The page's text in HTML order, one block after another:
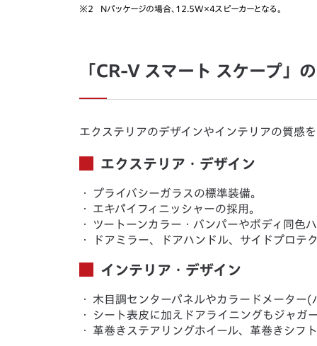
※2
Nパッケージの場合、12.5W×4スピーカーとなる。
「CR-V スマート スケープ」
エクステリアのデザインやインテリアの質感
エクステリア・デザイン
・
プライバシーガラスの標準装備。
・
エキパイフィニッシャーの採用。
・
ツートーンカラー・バンパーやボディ同色
・
ドアミラー、ドアハンドル、サイドプロテ
インテリア・デザイン
・
木目調センターパネルやカラードメーター(
・
シート表皮に加えドアライニングもジャガ
・
革巻きステアリングホイール、革巻きシフ